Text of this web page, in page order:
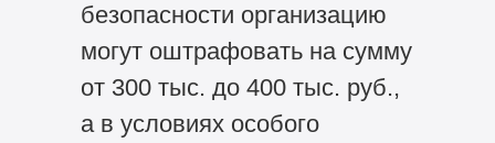
безопасности организацию
могут оштрафовать на сумму
от 300 тыс. до 400 тыс. руб.,
а в условиях особого